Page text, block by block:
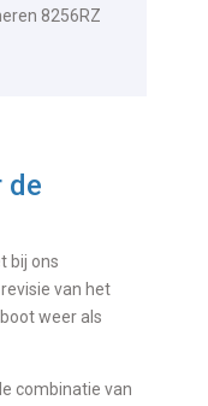
8256RZ
de
bij ons
van het
weer als
combinatie van